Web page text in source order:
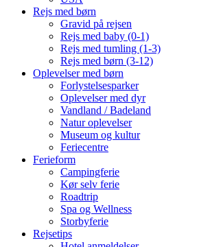
Rejs med børn
Gravid på rejsen
Rejs med baby (0-1)
Rejs med tumling (1-3)
Rejs med børn (3-12)
Oplevelser med børn
Forlystelsesparker
Oplevelser med dyr
Vandland / Badeland
Natur oplevelser
Museum og kultur
Feriecentre
Ferieform
Campingferie
Kør selv ferie
Roadtrip
Spa og Wellness
Storbyferie
Rejsetips